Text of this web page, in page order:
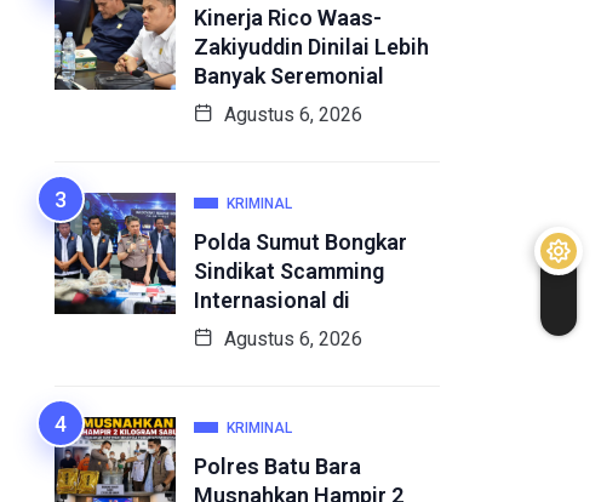
Kinerja Rico Waas-
Zakiyuddin Dinilai Lebih
Banyak Seremonial
Agustus 6, 2026
KRIMINAL
Polda Sumut Bongkar
Sindikat Scamming
Internasional di
Agustus 6, 2026
KRIMINAL
Polres Batu Bara
Musnahkan Hampir 2